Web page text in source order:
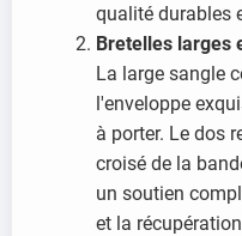
qualité durables
Bretelles larges
La large sangle
l'enveloppe
à porter. Le dos
croisé de la
un soutien
et la